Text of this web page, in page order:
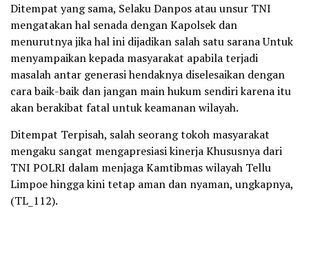
Ditempat yang sama, Selaku Danpos atau unsur TNI
mengatakan hal senada dengan Kapolsek dan
menurutnya jika hal ini dijadikan salah satu sarana Untuk
menyampaikan kepada masyarakat apabila terjadi
masalah antar generasi hendaknya diselesaikan dengan
cara baik-baik dan jangan main hukum sendiri karena itu
akan berakibat fatal untuk keamanan wilayah.
Ditempat Terpisah, salah seorang tokoh masyarakat
mengaku sangat mengapresiasi kinerja Khususnya dari
TNI POLRI dalam menjaga Kamtibmas wilayah Tellu
Limpoe hingga kini tetap aman dan nyaman, ungkapnya,
(TL_112).